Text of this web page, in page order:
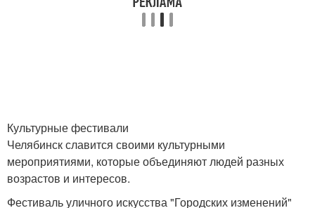
Культурные фестивали
Челябинск славится своими культурными
мероприятиями, которые объединяют людей разных
возрастов и интересов.
Фестиваль уличного искусства "Городских изменений"